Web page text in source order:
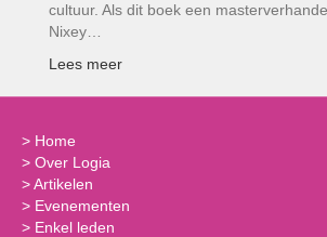
cultuur. Als dit boek een
Nixey…
Lees meer
> Home
> Over Logia
>Artikelen
> Evenementen
> Enkel leden